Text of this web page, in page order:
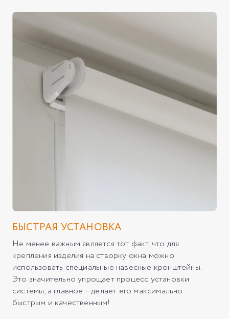
БЫСТРАЯ УСТАНОВКА
Не менее важным является тот факт, что для
крепления изделия на створку окна можно
использовать специальные навесные кронштейны.
Это значительно упрощает процесс установки
системы, а главное – делает его максимально
быстрым и качественным!